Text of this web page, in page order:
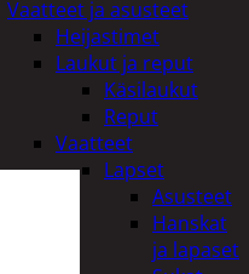
Vaatteet ja asusteet
Heijastimet
Laukut ja reput
Käsilaukut
Reput
Vaatteet
Lapset
Asusteet
Hanskat
ja lapaset